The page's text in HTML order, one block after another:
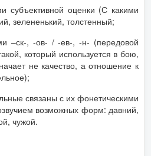
оценки (С какими
зелененький, толстенный;
, -ов- / -ев-, -н- (передовой
который используется в бою,
не качество, а отношение к
связаны с их фонетическими
возможных форм: давний,
чужой.